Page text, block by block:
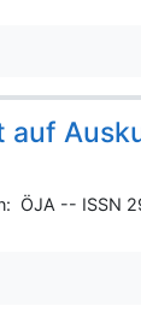
auf
ÖJA -- ISSN